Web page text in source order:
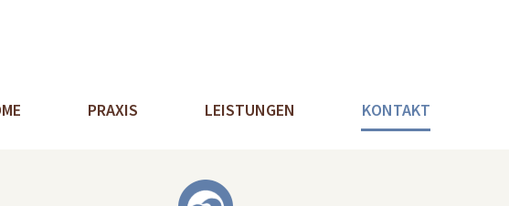
PRAXIS LEISTUNGEN KONTAKT